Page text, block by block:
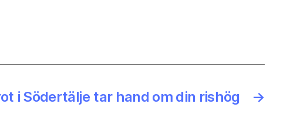
→
i Södertälje tar hand om din rishög